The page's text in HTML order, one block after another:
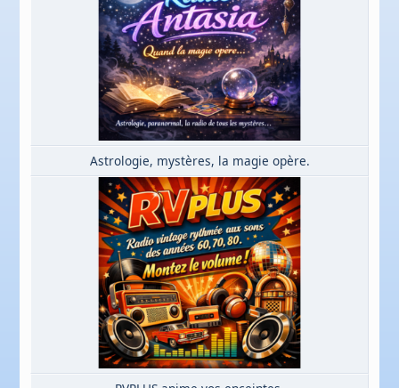
Astrologie, mystères, la magie opère.